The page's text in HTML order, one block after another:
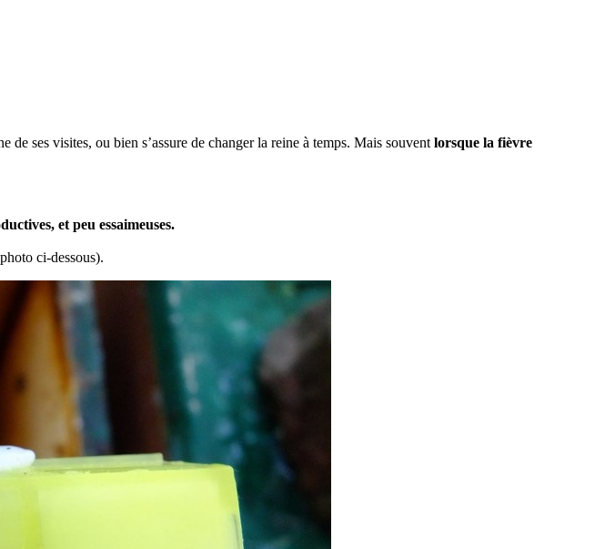
de ses visites, ou bien s’assure de changer la reine à temps. Mais souvent lorsque la fièvre
et peu essaimeuses.
ci-dessous).